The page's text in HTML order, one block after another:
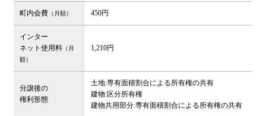
町内会費 （月額） 450円
インター
ネット使用料 （月
額）
1,210円
分譲後の
権利形態
土地:専有面積割合による所有権の共有
建物:区分所有権
建物共用部分:専有面積割合による所有権の共有